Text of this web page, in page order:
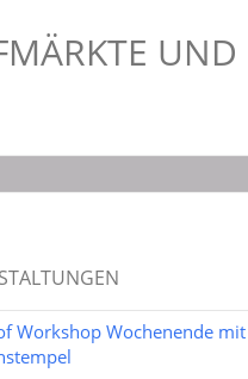
UND
Workshop Wochenende